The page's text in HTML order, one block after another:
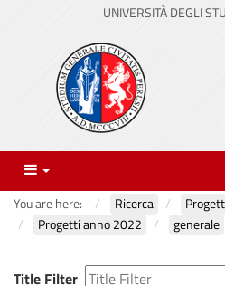
UNIVERSITÀ DEGLI
Menu
You are here: Ricerca
Progetti anno 2022
generale
Title Filter